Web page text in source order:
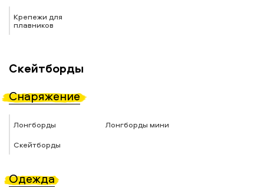
Крепежи для
плавников
Скейтборды
Снаряжение
Лонгборды
Лонгборды мини
Скейтборды
Одежда